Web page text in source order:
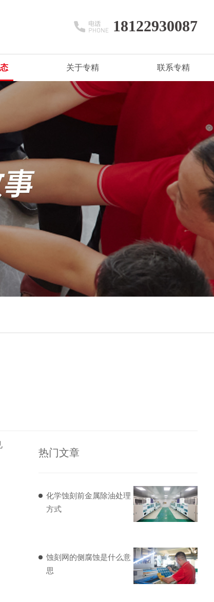
18122930087
关于专精 联系专精
热门文章
化学蚀刻前金属除油处理
方式
蚀刻网的侧腐蚀是什么意
思